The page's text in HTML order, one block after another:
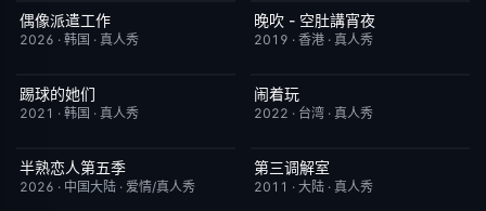
已完结
偶像派遣工作
2026 · 韩国 · 真人秀
更新至第334期
晚吹 - 空肚講宵夜
2019 · 香港 · 真人秀
昨日更新
踢球的她们
2021 · 韩国 · 真人秀
昨日更新
闹着玩
2022 · 台湾 · 真人秀
本周更新
半熟恋人第五季
2026 · 中国大陆 · 爱情/真人秀
昨日更新
第三调解室
2011 · 大陆 · 真人秀